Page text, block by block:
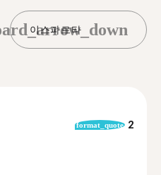
이스파르타
format_quote 2